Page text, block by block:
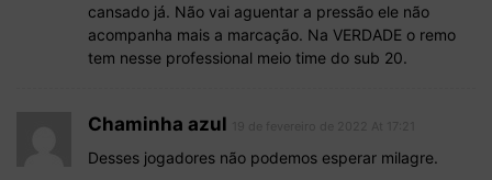
cansado já. Não vai aguentar a pressão ele não
acompanha mais a marcação. Na VERDADE o remo
tem nesse professional meio time do sub 20.
Chaminha azul
Desses jogadores não podemos esperar milagre.